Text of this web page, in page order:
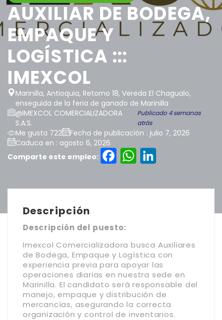
AUXILIAR DE BODEGA,
EMPAQUE Y
LOGÍSTICA :::
IMEXCOL
Marinilla, Antioquia, Retorno 18, Vereda El Chagualo,
enseguida de la feria de ganado de Marinilla
@IMEXCOL COMERCIALIZADORA
S.A.S.
Publicado 4 semanas
atrás
Me gusta 722
Fecha de publicación : julio 7, 2026
Caduca en : agosto 6, 2026
Comparte este empleo:
Facebook
Descripción
Descripción del puesto:
Imexcol Comercializadora busca Auxiliares
de Bodega, Empaque y Logística con
experiencia previa para apoyar las
operaciones diarias en nuestra sede en
Marinilla. El candidato será responsable del
manejo, empaque y distribución de
mercancías, asegurando la correcta
organización y control de inventarios.